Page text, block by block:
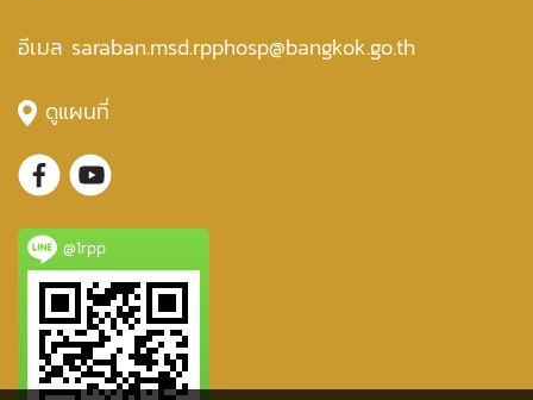
อีเมล saraban.msd.rpphosp@bangkok.go.th
ดูแผนที่
@1rpp